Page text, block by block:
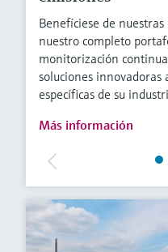
Benefíciese de
nuestro completo
monitorización
soluciones innovadoras
específicas de su
Más información